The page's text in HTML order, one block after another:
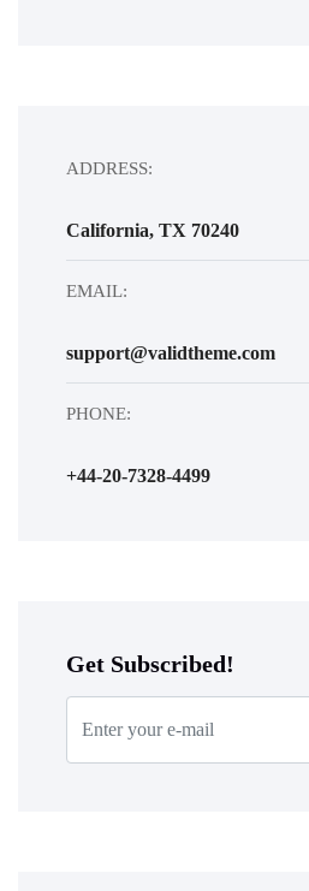
ADDRESS:
California, TX 70240
EMAIL:
support@validtheme.com
PHONE:
+44-20-7328-4499
Get Subscribed!